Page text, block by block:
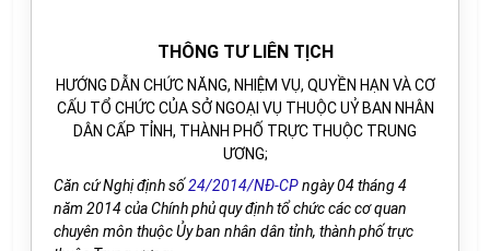
THÔNG TƯ LIÊN TỊCH
HƯỚNG DẪN CHỨC NĂNG, NHIỆM VỤ, QUYỀN HẠN VÀ CƠ
CẤU TỔ CHỨC CỦA SỞ NGOẠI VỤ THUỘC UỶ BAN NHÂN
DÂN CẤP TỈNH, THÀNH PHỐ TRỰC THUỘC TRUNG
ƯƠNG;
Căn cứ Nghị định số24/2014/NĐ-CPngày 04 tháng 4
năm 2014 của Chính phủ quy định tổ chức các cơ quan
chuyên môn thuộc Ủy ban nhân dân tỉnh, thành phố trực